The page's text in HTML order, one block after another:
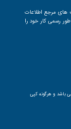
های مرجع اطلاعات
رسمی کار خود را
باشد و هرگونه کپی